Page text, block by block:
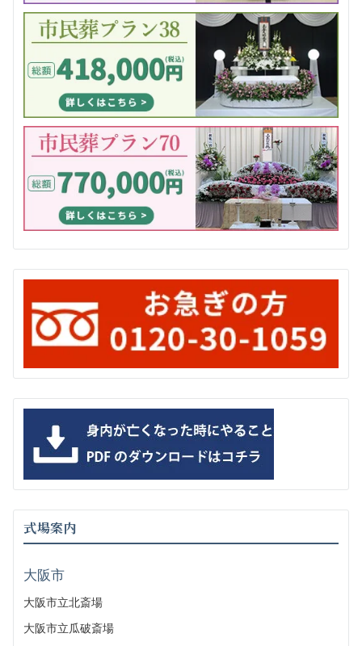
式場案内
大阪市
大阪市立北斎場
大阪市立瓜破斎場